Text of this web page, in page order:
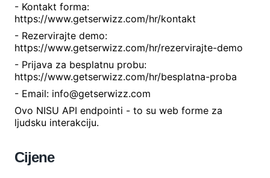
- Kontakt forma:
https://www.getserwizz.com/hr/kontakt
- Rezervirajte demo:
https://www.getserwizz.com/hr/rezervirajte-demo
- Prijava za besplatnu probu:
https://www.getserwizz.com/hr/besplatna-proba
- Email: info@getserwizz.com
Ovo NISU API endpointi - to su web forme za
ljudsku interakciju.
Cijene